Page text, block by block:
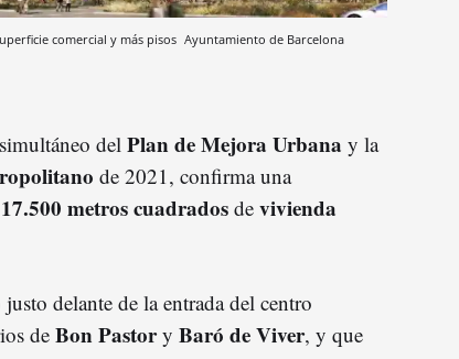
comercial y más pisos Ayuntamiento de Barcelona
del Plan de Mejora Urbana y la
de 2021, confirma una
17.500 metros cuadrados de vivienda
delante de la entrada del centro
de Bon Pastory Baró de Viver, y que